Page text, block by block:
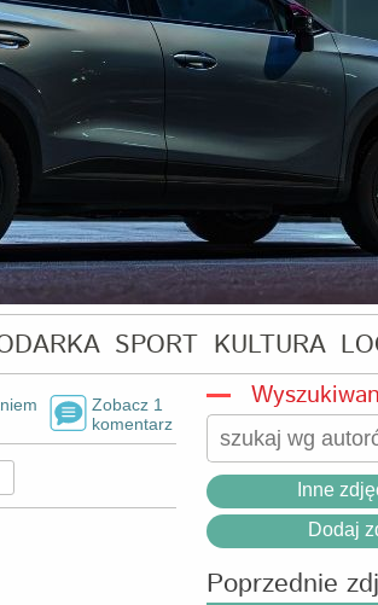
SPORT KULTURA
Zobacz 1
komentarz
Inne
Dodaj
Poprzednie